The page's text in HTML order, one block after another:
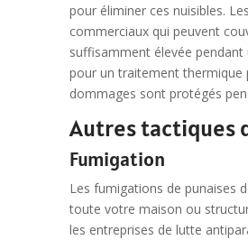
pour éliminer ces nuisibles.
commerciaux qui peuvent
suffisamment élevée
pour un traitement thermique
dommages sont protégés
Autres tactiques
Fumigation
Les fumigations de punaises
toute votre maison ou
les entreprises de lutte